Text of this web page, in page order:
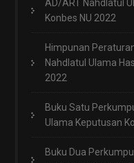
AD/ART Nahdlatul
Konbes NU 2022
Himpunan
Nahdlatul Ulama
2022
Buku Satu
Ulama Keputusan
Buku Dua